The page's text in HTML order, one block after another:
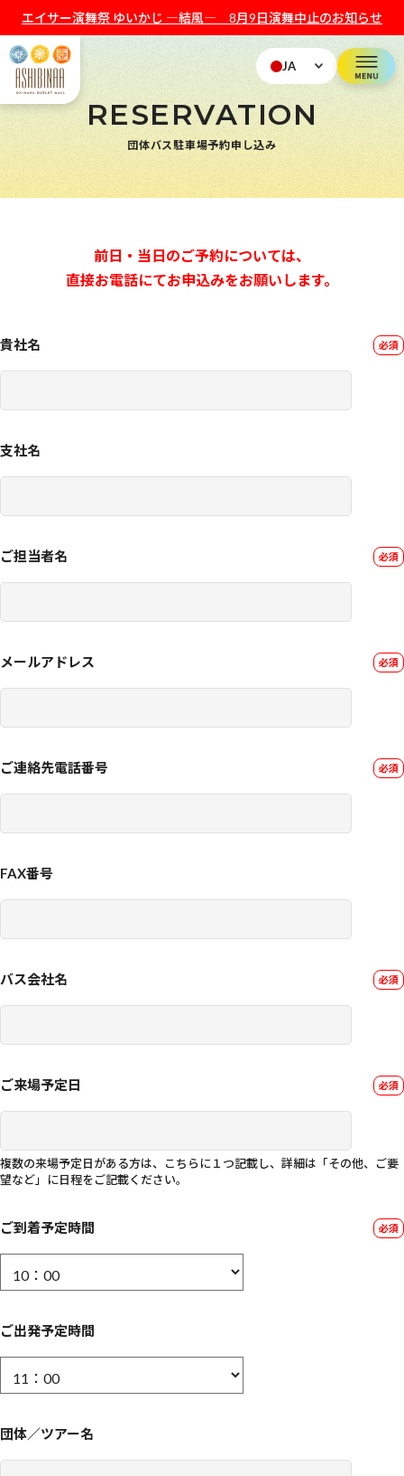
エイサー演舞祭 ゆいかじ ―結風― 8月9日演舞中止のお知らせ
JA
RESERVATION
団体バス駐車場予約申し込み
前日・当日のご予約については、
直接お電話にてお申込みをお願いします。
貴社名
支社名
ご担当者名
メールアドレス
ご連絡先電話番号
FAX番号
バス会社名
ご来場予定日
複数の来場予定日がある方は、こちらに１つ記載し、詳細は「その他、ご要
望など」に日程をご記載ください。
ご到着予定時間
ご出発予定時間
団体／ツアー名